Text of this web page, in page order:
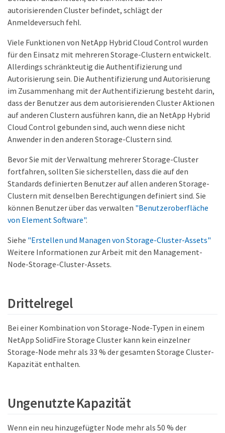
autorisierenden Cluster befindet, schlägt der
Anmeldeversuch fehl.
Viele Funktionen von NetApp Hybrid Cloud Control wurden
für den Einsatz mit mehreren Storage-Clustern entwickelt.
Allerdings schränkteutig die Authentifizierung und
Autorisierung sein. Die Authentifizierung und Autorisierung
im Zusammenhang mit der Authentifizierung besteht darin,
dass der Benutzer aus dem autorisierenden Cluster Aktionen
auf anderen Clustern ausführen kann, die an NetApp Hybrid
Cloud Control gebunden sind, auch wenn diese nicht
Anwender in den anderen Storage-Clustern sind.
Bevor Sie mit der Verwaltung mehrerer Storage-Cluster
fortfahren, sollten Sie sicherstellen, dass die auf den
Standards definierten Benutzer auf allen anderen Storage-
Clustern mit denselben Berechtigungen definiert sind. Sie
können Benutzer über das verwalten "Benutzeroberfläche
von Element Software".
Siehe "Erstellen und Managen von Storage-Cluster-Assets"
Weitere Informationen zur Arbeit mit den Management-
Node-Storage-Cluster-Assets.
Drittelregel
Bei einer Kombination von Storage-Node-Typen in einem
NetApp SolidFire Storage Cluster kann kein einzelner
Storage-Node mehr als 33 % der gesamten Storage Cluster-
Kapazität enthalten.
Ungenutzte Kapazität
Wenn ein neu hinzugefügter Node mehr als 50 % der